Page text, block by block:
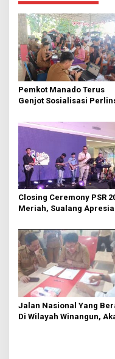
a
s
i
p
o
s
Pemkot Manado Terus
Genjot Sosialisasi
Closing Ceremony PSR
Meriah, Sualang
GMIM
Jalan Nasional Yang
Di Wilayah Winangun,